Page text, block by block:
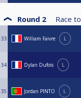
Round 2 Race to
33 William Faivre L
34 Dylan Dufois L
35 Jordan PINTO L